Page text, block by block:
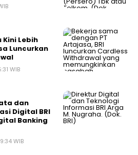
Lebih
Luncurkan
WIB
dan
Digital BRI
Banking
WIB